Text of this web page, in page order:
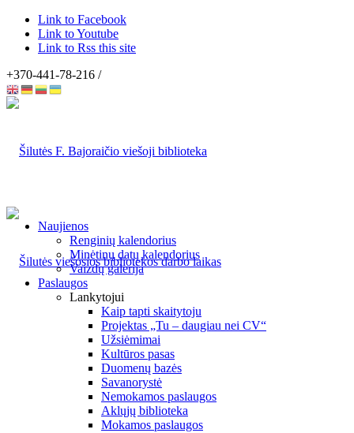
Link to Facebook
Link to Youtube
Link to Rss this site
+370-441-78-216 /
Naujienos
Renginių kalendorius
Minėtinų datų kalendorius
Vaizdų galerija
Paslaugos
Lankytojui
Kaip tapti skaitytoju
Projektas „Tu – daugiau nei CV“
Užsiėmimai
Kultūros pasas
Duomenų bazės
Savanorystė
Nemokamos paslaugos
Aklųjų biblioteka
Mokamos paslaugos